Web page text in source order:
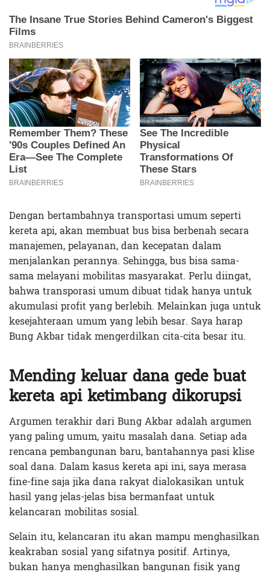
Dengan bertambahnya transportasi umum seperti
kereta api, akan membuat bus bisa berbenah secara
manajemen, pelayanan, dan kecepatan dalam
menjalankan perannya. Sehingga, bus bisa sama-
sama melayani mobilitas masyarakat. Perlu diingat,
bahwa transporasi umum dibuat tidak hanya untuk
akumulasi profit yang berlebih. Melainkan juga untuk
kesejahteraan umum yang lebih besar. Saya harap
Bung Akbar tidak mengerdilkan cita-cita besar itu.
Mending keluar dana gede buat
kereta api ketimbang dikorupsi
Argumen terakhir dari Bung Akbar adalah argumen
yang paling umum, yaitu masalah dana. Setiap ada
rencana pembangunan baru, bantahannya pasi klise
soal dana. Dalam kasus kereta api ini, saya merasa
fine-fine saja jika dana rakyat dialokasikan untuk
hasil yang jelas-jelas bisa bermanfaat untuk
kelancaran mobilitas sosial.
Selain itu, kelancaran itu akan mampu menghasilkan
keakraban sosial yang sifatnya positif. Artinya,
bukan hanya menghasilkan bangunan fisik yang